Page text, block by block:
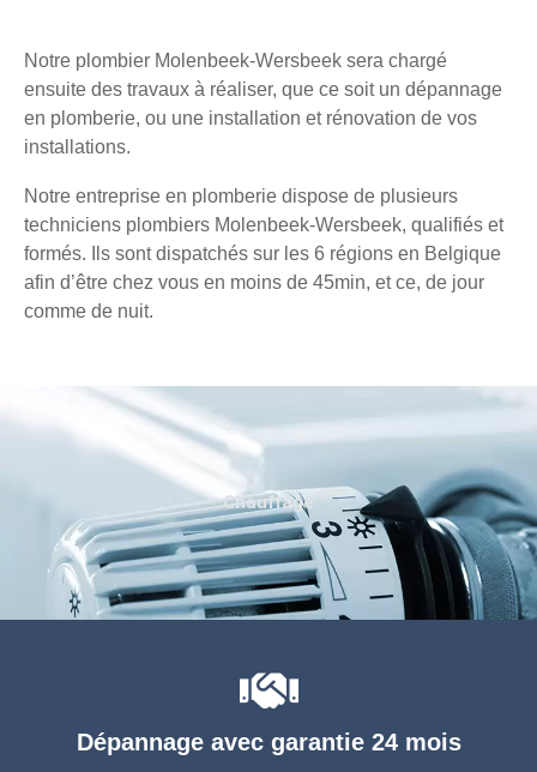
Notre plombier Molenbeek-Wersbeek sera chargé
ensuite des travaux à réaliser, que ce soit un dépannage
en plomberie, ou une installation et rénovation de vos
installations.
Notre entreprise en plomberie dispose de plusieurs
techniciens plombiers Molenbeek-Wersbeek, qualifiés et
formés. Ils sont dispatchés sur les 6 régions en Belgique
afin d’être chez vous en moins de 45min, et ce, de jour
comme de nuit.
Dépannage avec garantie 24 mois
Chauffage